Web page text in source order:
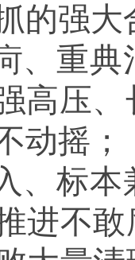
的强大
、重
高压、
动摇；
、标
进不